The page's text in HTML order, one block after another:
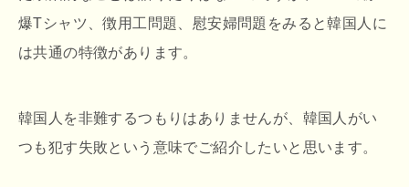
爆Tシャツ、徴用工問題、慰安婦問題をみると韓国人に
は共通の特徴があります。
韓国人を非難するつもりはありませんが、韓国人がい
つも犯す失敗という意味でご紹介したいと思います。